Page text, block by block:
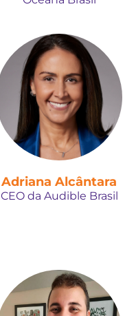
Adriana Alcântara
CEO da Audible Brasil